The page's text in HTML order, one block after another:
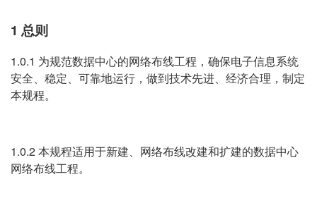
1 总则
1.0.1 为规范数据中心的网络布线工程，确保电子信息系统
安全、稳定、可靠地运行，做到技术先进、经济合理，制定
本规程。
1.0.2 本规程适用于新建、网络布线改建和扩建的数据中心
网络布线工程。